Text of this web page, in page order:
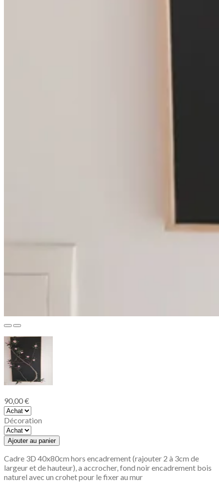
90,00 €
Décoration
Ajouter au panier
Cadre 3D 40x80cm hors encadrement (rajouter 2 à 3cm de
largeur et de hauteur), a accrocher, fond noir encadrement bois
naturel avec un crohet pour le fixer au mur